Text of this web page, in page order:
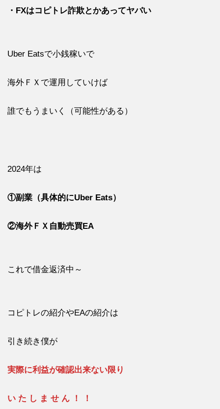
・FXはコピトレ詐欺とかあってヤバい
Uber Eatsで小銭稼いで
海外ＦＸで運用していけば
誰でもうまいく（可能性がある）
2024年は
①副業（具体的にUber Eats）
②海外ＦＸ自動売買EA
これで借金返済中～
コピトレの紹介やEAの紹介は
引き続き僕が
実際に利益が確認出来ない限り
い た し ま せ ん ！ ！